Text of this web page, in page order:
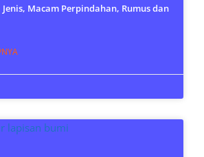
Macam Perpindahan, Rumus dan